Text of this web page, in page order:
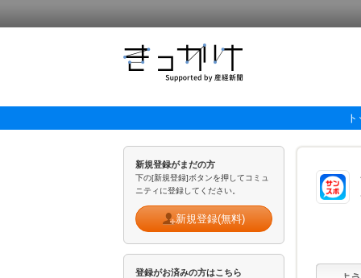
新規登録がまだの方
下の[新規登録]ボタンを押してコミュ
ニティに登録してください。
新規登録(無料)
登録がお済みの方はこちら